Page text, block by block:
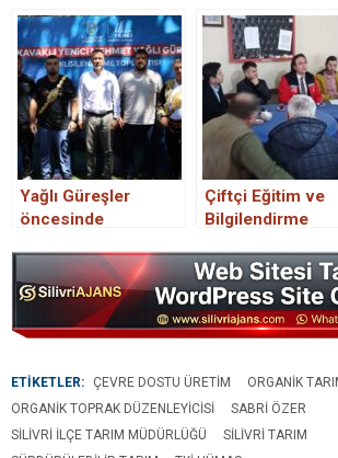
Çiftçilere Tarım
Bilgilendirme
Toplantısı
Düzenlendi
Bilgilendirme
Toplantısı
Düzenlendi
Yağlı Güreşler
öncesinde
toplantısı
düzenlendi.
Çiftçi Eğitim ve
Bilgilendirme
Düzenlendi.
ETİKETLER: ÇEVRE DOSTU ÜRETIM
ORGANIK
ORGANIK TOPRAK DÜZENLEYICISI
SABRI ÖZER
SILIVRI İLÇE TARIM MÜDÜRLÜĞÜ
SILIVRI TARIM